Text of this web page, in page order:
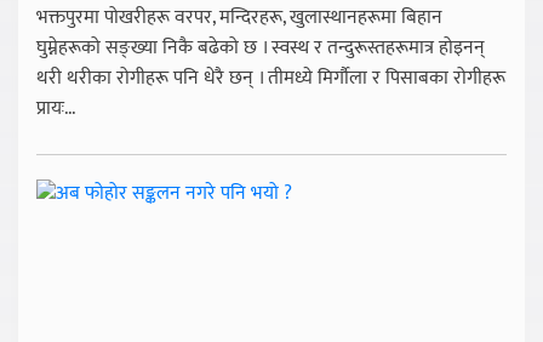
भक्तपुरमा पोखरीहरू वरपर, मन्दिरहरू, खुलास्थानहरूमा बिहान
घुम्नेहरूको सङ्ख्या निकै बढेको छ । स्वस्थ र तन्दुरूस्तहरूमात्र होइनन्
थरी थरीका रोगीहरू पनि धेरै छन् । तीमध्ये मिर्गौला र पिसाबका रोगीहरू
प्रायः...